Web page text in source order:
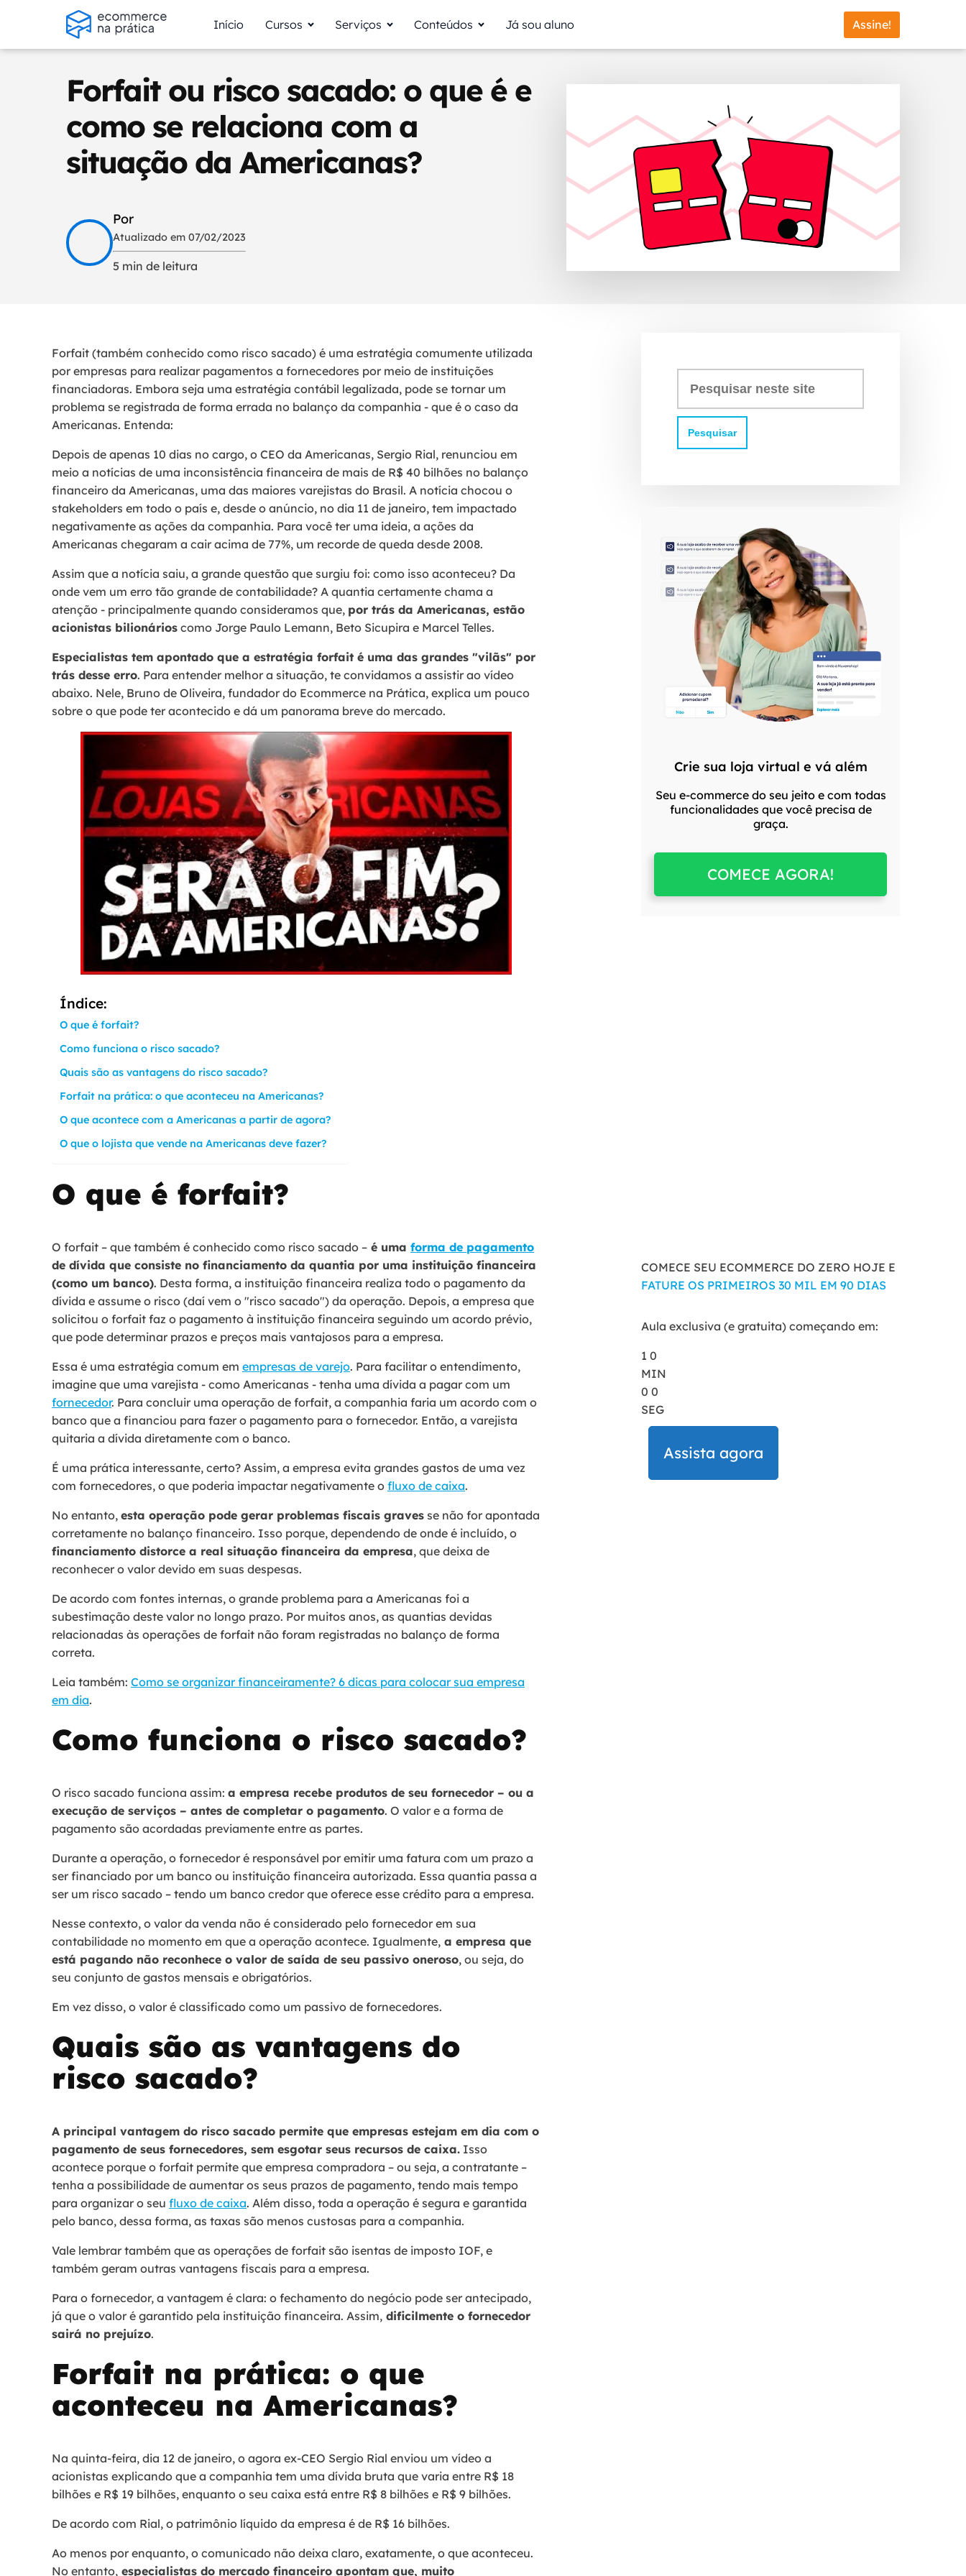
Início Cursos Serviços Conteúdos Já sou aluno Assine!
Forfait ou risco sacado: o que é e
como se relaciona com a
situação da Americanas?
Por
Atualizado em 07/02/2023
5 min de leitura
Forfait (também conhecido como risco sacado) é uma estratégia comumente utilizada
por empresas para realizar pagamentos a fornecedores por meio de instituições
financiadoras. Embora seja uma estratégia contábil legalizada, pode se tornar um
problema se registrada de forma errada no balanço da companhia - que é o caso da
Americanas. Entenda:
Depois de apenas 10 dias no cargo, o CEO da Americanas, Sergio Rial, renunciou em
meio a notícias de uma inconsistência financeira de mais de R$ 40 bilhões no balanço
financeiro da Americanas, uma das maiores varejistas do Brasil. A notícia chocou o
stakeholders em todo o país e, desde o anúncio, no dia 11 de janeiro, tem impactado
negativamente as ações da companhia. Para você ter uma ideia, a ações da
Americanas chegaram a cair acima de 77%, um recorde de queda desde 2008.
Assim que a notícia saiu, a grande questão que surgiu foi: como isso aconteceu? Da
onde vem um erro tão grande de contabilidade? A quantia certamente chama a
atenção - principalmente quando consideramos que, por trás da Americanas, estão
acionistas bilionários como Jorge Paulo Lemann, Beto Sicupira e Marcel Telles.
Especialistas tem apontado que a estratégia forfait é uma das grandes "vilãs" por
trás desse erro. Para entender melhor a situação, te convidamos a assistir ao vídeo
abaixo. Nele, Bruno de Oliveira, fundador do Ecommerce na Prática, explica um pouco
sobre o que pode ter acontecido e dá um panorama breve do mercado.
Índice:
O que é forfait?
Como funciona o risco sacado?
Quais são as vantagens do risco sacado?
Forfait na prática: o que aconteceu na Americanas?
O que acontece com a Americanas a partir de agora?
O que o lojista que vende na Americanas deve fazer?
O que é forfait?
O forfait – que também é conhecido como risco sacado – é uma forma de pagamento
de dívida que consiste no financiamento da quantia por uma instituição financeira
(como um banco). Desta forma, a instituição financeira realiza todo o pagamento da
dívida e assume o risco (daí vem o "risco sacado") da operação. Depois, a empresa que
solicitou o forfait faz o pagamento à instituição financeira seguindo um acordo prévio,
que pode determinar prazos e preços mais vantajosos para a empresa.
Essa é uma estratégia comum em empresas de varejo. Para facilitar o entendimento,
imagine que uma varejista - como Americanas - tenha uma dívida a pagar com um
fornecedor. Para concluir uma operação de forfait, a companhia faria um acordo com o
banco que a financiou para fazer o pagamento para o fornecedor. Então, a varejista
quitaria a dívida diretamente com o banco.
É uma prática interessante, certo? Assim, a empresa evita grandes gastos de uma vez
com fornecedores, o que poderia impactar negativamente o fluxo de caixa.
No entanto, esta operação pode gerar problemas fiscais graves se não for apontada
corretamente no balanço financeiro. Isso porque, dependendo de onde é incluído, o
financiamento distorce a real situação financeira da empresa, que deixa de
reconhecer o valor devido em suas despesas.
De acordo com fontes internas, o grande problema para a Americanas foi a
subestimação deste valor no longo prazo. Por muitos anos, as quantias devidas
relacionadas às operações de forfait não foram registradas no balanço de forma
correta.
Leia também: Como se organizar financeiramente? 6 dicas para colocar sua empresa
em dia.
Como funciona o risco sacado?
O risco sacado funciona assim: a empresa recebe produtos de seu fornecedor – ou a
execução de serviços – antes de completar o pagamento. O valor e a forma de
pagamento são acordadas previamente entre as partes.
Durante a operação, o fornecedor é responsável por emitir uma fatura com um prazo a
ser financiado por um banco ou instituição financeira autorizada. Essa quantia passa a
ser um risco sacado – tendo um banco credor que oferece esse crédito para a empresa.
Nesse contexto, o valor da venda não é considerado pelo fornecedor em sua
contabilidade no momento em que a operação acontece. Igualmente, a empresa que
está pagando não reconhece o valor de saída de seu passivo oneroso, ou seja, do
seu conjunto de gastos mensais e obrigatórios.
Em vez disso, o valor é classificado como um passivo de fornecedores.
Quais são as vantagens do
risco sacado?
A principal vantagem do risco sacado permite que empresas estejam em dia com o
pagamento de seus fornecedores, sem esgotar seus recursos de caixa. Isso
acontece porque o forfait permite que empresa compradora – ou seja, a contratante –
tenha a possibilidade de aumentar os seus prazos de pagamento, tendo mais tempo
para organizar o seu fluxo de caixa. Além disso, toda a operação é segura e garantida
pelo banco, dessa forma, as taxas são menos custosas para a companhia.
Vale lembrar também que as operações de forfait são isentas de imposto IOF, e
também geram outras vantagens fiscais para a empresa.
Para o fornecedor, a vantagem é clara: o fechamento do negócio pode ser antecipado,
já que o valor é garantido pela instituição financeira. Assim, dificilmente o fornecedor
sairá no prejuízo.
Forfait na prática: o que
aconteceu na Americanas?
Na quinta-feira, dia 12 de janeiro, o agora ex-CEO Sergio Rial enviou um vídeo a
acionistas explicando que a companhia tem uma dívida bruta que varia entre R$ 18
bilhões e R$ 19 bilhões, enquanto o seu caixa está entre R$ 8 bilhões e R$ 9 bilhões.
De acordo com Rial, o patrimônio líquido da empresa é de R$ 16 bilhões.
Ao menos por enquanto, o comunicado não deixa claro, exatamente, o que aconteceu.
No entanto, especialistas do mercado financeiro apontam que, muito
neste
site:
Crie sua loja virtual e vá além
Seu e-commerce do seu jeito e com todas
funcionalidades que você precisa de
graça.
COMECE AGORA!
COMECE SEU ECOMMERCE DO ZERO HOJE E
FATURE OS PRIMEIROS 30 MIL EM 90 DIAS
Aula exclusiva (e gratuita) começando em:
1 0
MIN
0 0
SEG
Assista agora